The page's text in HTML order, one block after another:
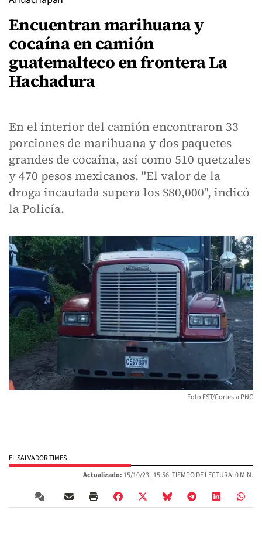
Encuentran marihuana y
cocaína en camión
guatemalteco en frontera La
Hachadura
En el interior del camión encontraron 33
porciones de marihuana y dos paquetes
grandes de cocaína, así como 510 quetzales
y 470 pesos mexicanos. "El valor de la
droga incautada supera los $80,000", indicó
la Policía.
Foto EST/Cortesía PNC
EL SALVADOR TIMES
Actualizado: 15/10/23 | 15:56| TIEMPO DE LECTURA: 0 MIN.